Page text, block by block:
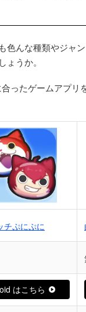
色んな種類やジャン
うか。
ったゲームアプリ
チぷにぷに
はこちら